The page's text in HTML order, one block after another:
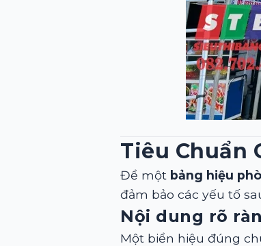
Tiêu Chuẩn
Để một bảng hiệu
đảm bảo các yếu tố
Nội dung rõ
Một biển hiệu đúng